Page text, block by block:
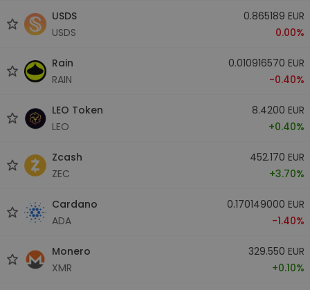
USDS
USDS
0.865189 EUR
0.00%
Rain
RAIN
0.010916570 EUR
-0.40%
LEO Token
LEO
8.4200 EUR
+0.40%
Zcash
ZEC
452.170 EUR
+3.70%
Cardano
ADA
0.170149000 EUR
-1.40%
Monero
XMR
329.550 EUR
+0.10%